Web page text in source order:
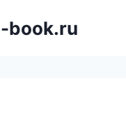
book.ru